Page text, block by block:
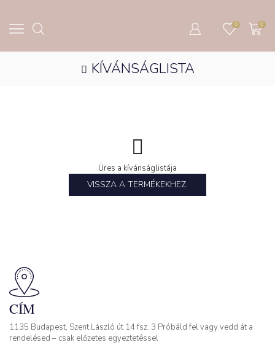
0 0
KÍVÁNSÁGLISTA
Üres a kívánságlistája
VISSZA A TERMÉKEKHEZ.
CÍM
1135 Budapest, Szent László út 14 fsz. 3 Próbáld fel vagy vedd át a
rendelésed – csak előzetes egyeztetéssel